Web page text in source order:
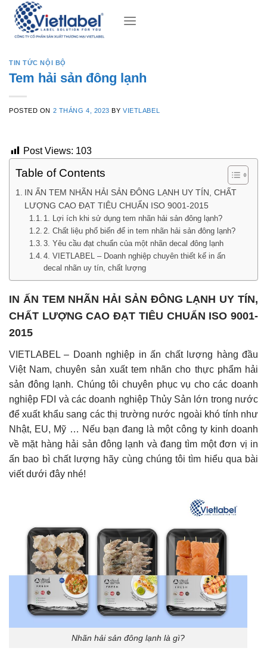
Skip
content
TIN TỨC NỘI BỘ
Tem hải sản đông lạnh
POSTED ON 2 THÁNG 4, 2023 BYVIETLABEL
Post Views: 103
Table of Contents
IN ẤN TEM NHÃN HẢI SẢN ĐÔNG LẠNH UY TÍN, CHẤT
LƯỢNG CAO ĐẠT TIÊU CHUẨN ISO 9001-2015
1. Lợi ích khi sử dụng tem nhãn hải sản đông lạnh?
2. Chất liệu phổ biến để in tem nhãn hải sản đông lạnh?
3. Yêu cầu đạt chuẩn của một nhãn decal đông lạnh
4. VIETLABEL – Doanh nghiệp chuyên thiết kế in ấn
decal nhãn uy tín, chất lượng
IN ẤN TEM NHÃN HẢI SẢN ĐÔNG LẠNH UY TÍN,
CHẤT LƯỢNG CAO ĐẠT TIÊU CHUẨN ISO 9001-
2015
VIETLABEL – Doanh nghiệp in ấn chất lượng hàng đầu
Việt Nam, chuyên sản xuất tem nhãn cho thực phẩm hải
sản đông lạnh. Chúng tôi chuyên phục vụ cho các doanh
nghiệp FDI và các doanh nghiệp Thủy Sản lớn trong nước
để xuất khẩu sang các thị trường nước ngoài khó tính như
Nhật, EU, Mỹ … Nếu bạn đang là một công ty kinh doanh
về mặt hàng hải sản đông lạnh và đang tìm một đơn vị in
ấn bao bì chất lượng hãy cùng chúng tôi tìm hiểu qua bài
viết dưới đây nhé!
Nhãn hải sản đông lạnh là gì?